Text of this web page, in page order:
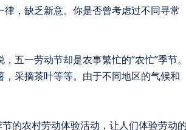
，缺乏新意。你是否曾考虑过不同寻常
采摘茶叶等等。由于不同地区的气候和